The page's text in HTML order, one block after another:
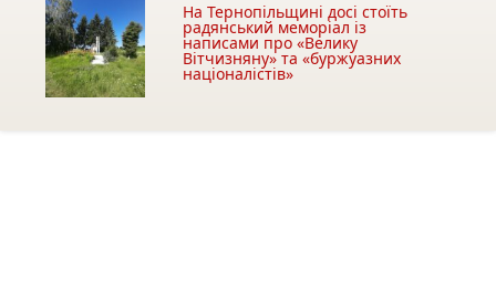
На Тернопільщині досі стоїть
радянський меморіал із
написами про «Велику
Вітчизняну» та «буржуазних
націоналістів»